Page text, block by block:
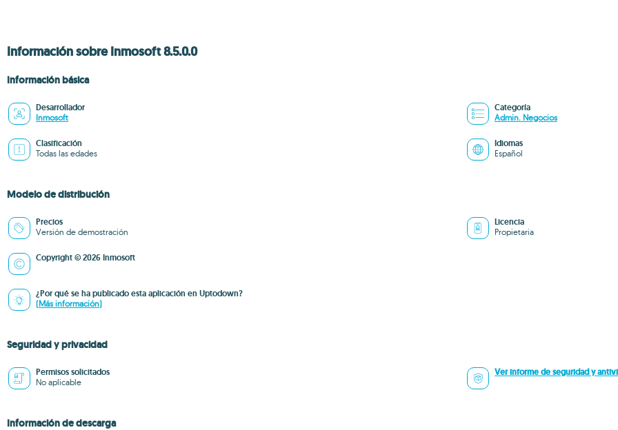
Información sobre Inmosoft 8.5.0.0
Información básica
Desarrollador
Inmosoft
Categoría
Admin. Negocios
Clasificación
Todas las edades
Idiomas
Español
Modelo de distribución
Precios
Versión de demostración
Licencia
Propietaria
Copyright © 2026 Inmosoft
¿Por qué se ha publicado esta aplicación en Uptodown?
(Más información)
Seguridad y privacidad
Permisos solicitados
No aplicable
Ver informe de seguridad y
Información de descarga